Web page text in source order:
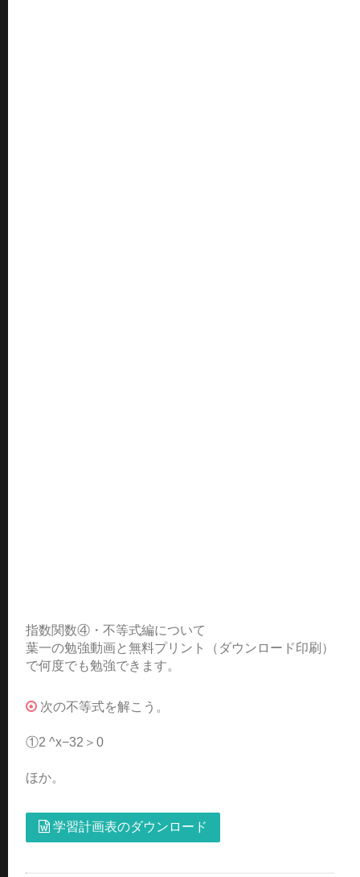
指数関数④・不等式編について
葉一の勉強動画と無料プリント（ダウンロード印刷）
で何度でも勉強できます。
次の不等式を解こう。
①2 ^x−32＞0
ほか。
学習計画表のダウンロード